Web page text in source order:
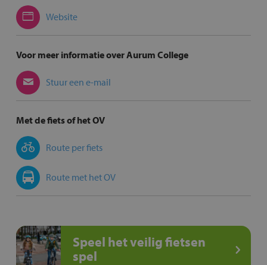
Website
Voor meer informatie over Aurum College
Stuur een e-mail
Met de fiets of het OV
Route per fiets
Route met het OV
Speel het veilig fietsen
spel